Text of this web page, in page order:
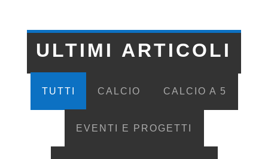
ULTIMI ARTICOLI
TUTTI CALCIO CALCIO A 5
EVENTI E PROGETTI